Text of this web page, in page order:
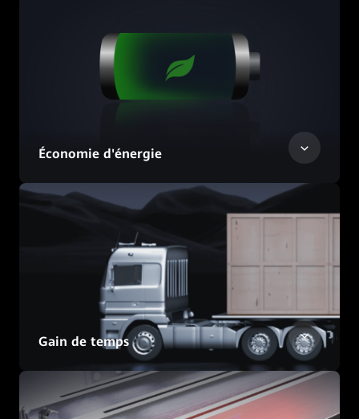
Économie d'énergie
Gain de temps